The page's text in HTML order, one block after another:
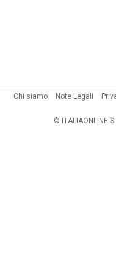
Chi siamo Note Legali
© ITALIAONLINE